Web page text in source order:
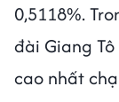
0,5118%.
đài Giang
cao nhất